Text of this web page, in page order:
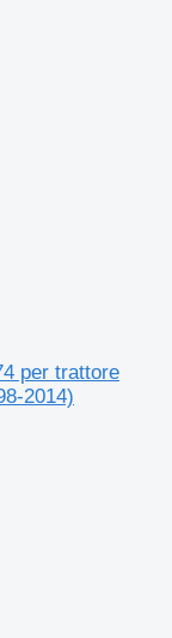
per trattore
2014)